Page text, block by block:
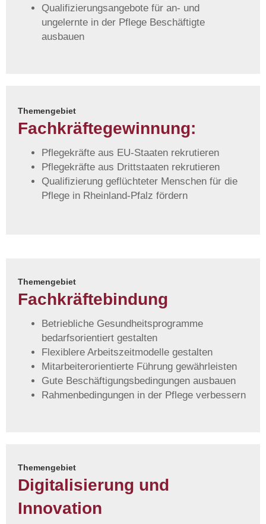
Qualifizierungsangebote für an- und
ungelernte in der Pflege Beschäftigte
ausbauen
Themengebiet
Fachkräfte­gewinnung:
Pflegekräfte aus EU-Staaten rekrutieren
Pflegekräfte aus Drittstaaten rekrutieren
Qualifizierung geflüchteter Menschen für die
Pflege in Rheinland-Pfalz fördern
Themengebiet
Fachkräfte­bindung
Betriebliche Gesundheitsprogramme
bedarfsorientiert gestalten
Flexiblere Arbeitszeitmodelle gestalten
Mitarbeiterorientierte Führung gewährleisten
Gute Beschäftigungsbedingungen ausbauen
Rahmenbedingungen in der Pflege verbessern
Themengebiet
Digitalisierung und
Innovation